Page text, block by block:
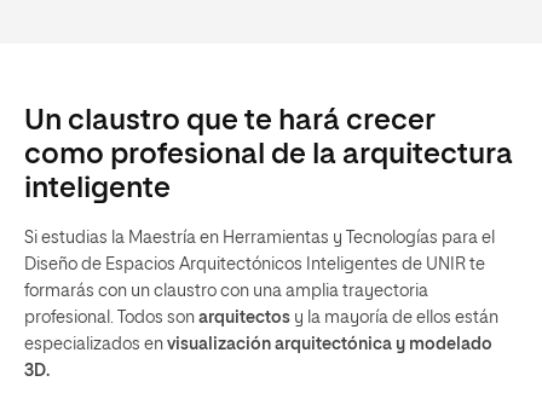
Un claustro que te hará crecer
como profesional de la arquitectura
inteligente
Si estudias la Maestría en Herramientas y Tecnologías para el
Diseño de Espacios Arquitectónicos Inteligentes de UNIR te
formarás con un claustro con una amplia trayectoria
profesional. Todos son arquitectos y la mayoría de ellos están
especializados en visualización arquitectónica y modelado
3D.